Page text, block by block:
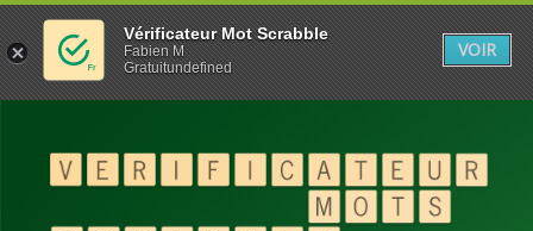
Vérificateur Mot Scrabble
Fabien M
Gratuitundefined
VOIR